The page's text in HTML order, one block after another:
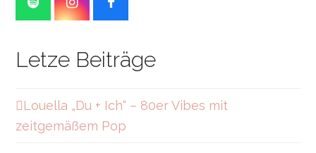
S
p
i
I
n
a
a
m
F
a
b
k
Letze Beiträge
Louella „Du + Ich“ – 80er Vibes mit
zeitgemäßem Pop